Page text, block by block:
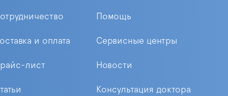
Помощь
и оплата Сервисные центры
лист Новости
Консультация доктора